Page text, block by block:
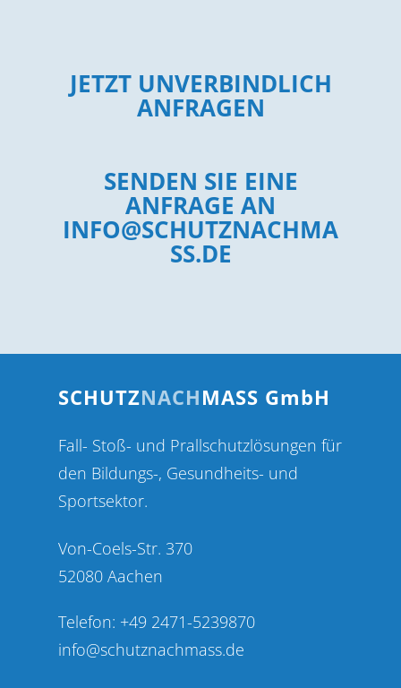
JETZT UNVERBINDLICH
ANFRAGEN
SENDEN SIE EINE
ANFRAGE AN
INFO@SCHUTZNACHMA
SS.DE
SCHUTZNACHMASS GmbH
Fall- Stoß- und Prallschutzlösungen für
den Bildungs-, Gesundheits- und
Sportsektor.
Von-Coels-Str. 370
52080 Aachen
Telefon: +49 2471-5239870
info@schutznachmass.de